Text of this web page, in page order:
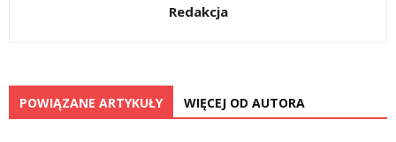
Redakcja
POWIĄZANE ARTYKUŁY WIĘCEJ OD AUTORA